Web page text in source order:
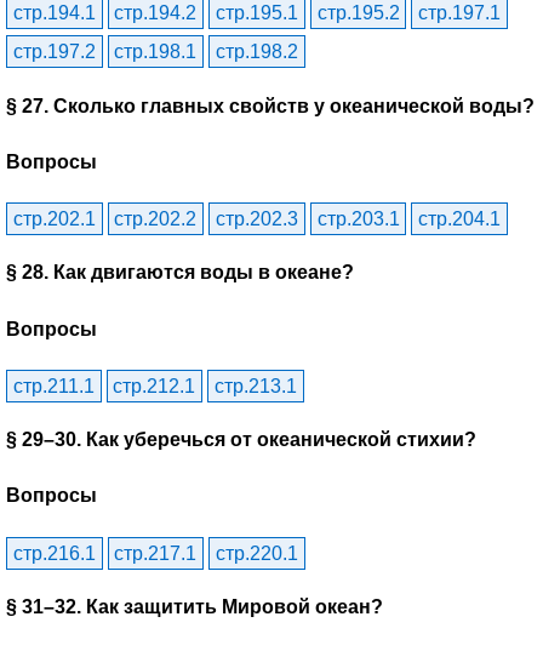
стр.194.1 стр.194.2 стр.195.1 стр.195.2
стр.197.1
стр.197.2
стр.198.1 стр.198.2
§ 27. Сколько главных свойств у океанической воды?
Вопросы
стр.202.1 стр.202.2 стр.202.3 стр.203.1 стр.204.1
§ 28. Как двигаются воды в океане?
Вопросы
стр.211.1 стр.212.1 стр.213.1
§ 29–30. Как уберечься от океанической стихии?
Вопросы
стр.216.1 стр.217.1 стр.220.1
§ 31–32. Как защитить Мировой океан?